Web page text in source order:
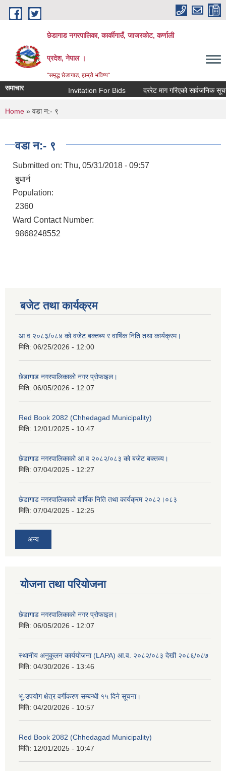
Skip to main content
छेडागाड नगरपालिका, कार्कीगाउँ, जाजरकाेट, कर्णाली
प्रदेश, नेपाल ।
"समृद्ध छेडागाड, हाम्रो भविष्य"
समाचार Invitation For Bids दररेट माग गरिएको सार्वजनिक सूचना।
You are here
Home » वडा न‌:- ९
वडा न‌:- ९
Submitted on: Thu, 05/31/2018 - 09:57
बुधार्न
Population:
2360
Ward Contact Number:
9868248552
बजेट तथा कार्यक्रम
आ व २०८३/०८४ को वजेट बक्तब्य र वार्षिक निति तथा कार्यक्रम।
मिति: 06/25/2026 - 12:00
छेडागाड नगरपालिकाको नगर प्रोफाइल।
मिति: 06/05/2026 - 12:07
Red Book 2082 (Chhedagad Municipality)
मिति: 12/01/2025 - 10:47
छेडागाड नगरपालिकाको आ व २०८२/०८३ को बजेट बक्तव्य।
मिति: 07/04/2025 - 12:27
छेडागाड नगरपालिकाको वार्षिक निति तथा कार्यक्रम २०८२।०८३
मिति: 07/04/2025 - 12:25
अन्य
योजना तथा परियोजना
छेडागाड नगरपालिकाको नगर प्रोफाइल।
मिति: 06/05/2026 - 12:07
स्थानीय अनुकूलन कार्ययोजना (LAPA) आ.व. २०८२/०८३ देखी २०८६/०८७
मिति: 04/30/2026 - 13:46
भू-उपयोग क्षेत्र वर्गीकरण सम्बन्धी १५ दिने सूचना।
मिति: 04/20/2026 - 10:57
Red Book 2082 (Chhedagad Municipality)
मिति: 12/01/2025 - 10:47